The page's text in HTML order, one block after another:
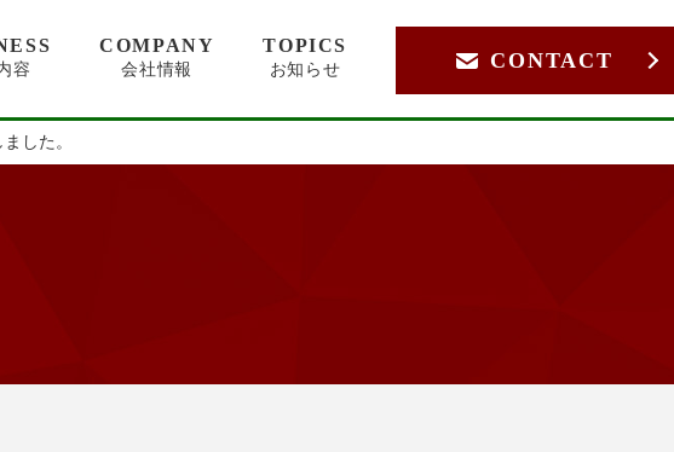
CONTACT
容
COMPANY
会社情報
TOPICS
お知らせ
した。